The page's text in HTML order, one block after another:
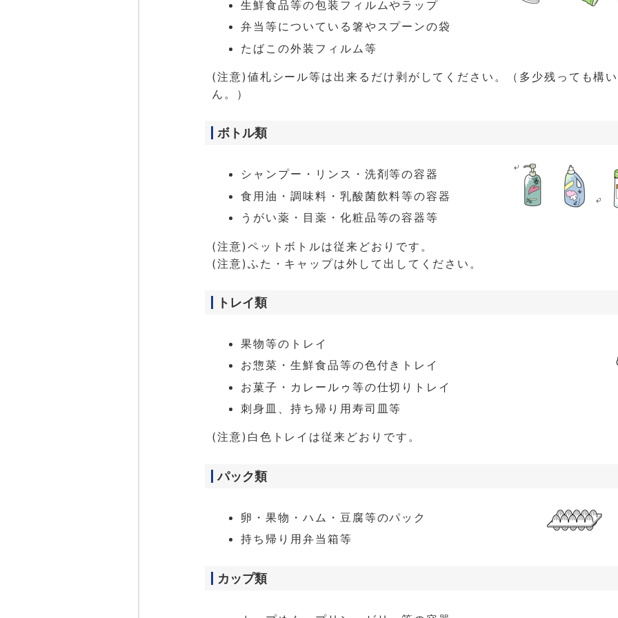
生鮮食品等の包装フィルムやラップ
弁当等についている箸やスプーンの袋
たばこの外装フィルム等
(注意)値札シール等は出来るだけ剥がしてください。（多少残っても構
ん。）
ボトル類
シャンプー・リンス・洗剤等の容器
食用油・調味料・乳酸菌飲料等の容器
うがい薬・目薬・化粧品等の容器等
(注意)ペットボトルは従来どおりです。
(注意)ふた・キャップは外して出してください。
トレイ類
果物等のトレイ
お惣菜・生鮮食品等の色付きトレイ
お菓子・カレールゥ等の仕切りトレイ
刺身皿、持ち帰り用寿司皿等
(注意)白色トレイは従来どおりです。
パック類
卵・果物・ハム・豆腐等のパック
持ち帰り用弁当箱等
カップ類